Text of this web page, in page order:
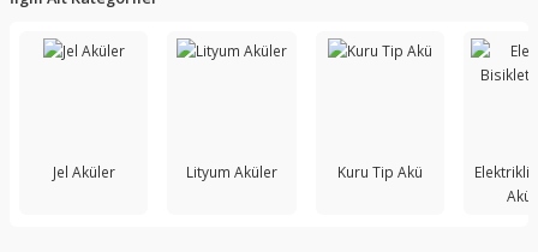
Jel Aküler Lityum Aküler Kuru Tip Akü
Elektrikli